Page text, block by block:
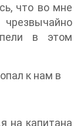
что во мне
в этом
к нам в
на капитана